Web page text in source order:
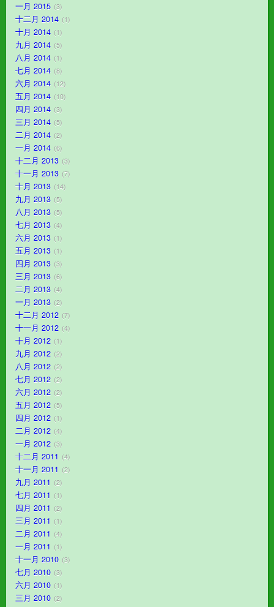
一月 2015 3
十二月 2014 1
十月 2014 1
九月 2014 5
八月 2014 1
七月 2014 8
六月 2014 12
五月 2014 10
四月 2014 3
三月 2014 5
二月 2014 2
一月 2014 6
十二月 2013 3
十一月 2013 7
十月 2013 14
九月 2013 5
八月 2013 5
七月 2013 4
六月 2013 1
五月 2013 1
四月 2013 3
三月 2013 6
二月 2013 4
一月 2013 2
十二月 2012 7
十一月 2012 4
十月 2012 1
九月 2012 2
八月 2012 2
七月 2012 2
六月 2012 2
五月 2012 5
四月 2012 1
二月 2012 4
一月 2012 3
十二月 2011 4
十一月 2011 2
九月 2011 2
七月 2011 1
四月 2011 2
三月 2011 1
二月 2011 4
一月 2011 1
十一月 2010 3
七月 2010 3
六月 2010 1
三月 2010 2